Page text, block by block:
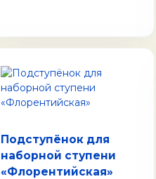
Подступёнок для
наборной ступени
«Флорентийская»